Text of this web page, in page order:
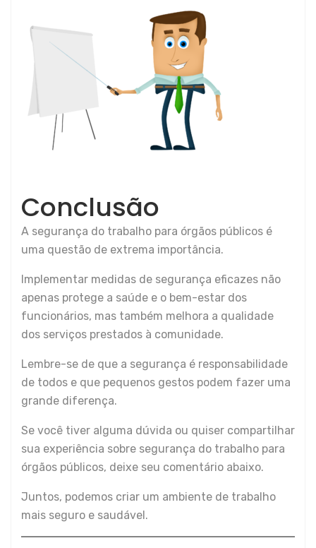
Conclusão
A segurança do trabalho para órgãos públicos é
uma questão de extrema importância.
Implementar medidas de segurança eficazes não
apenas protege a saúde e o bem-estar dos
funcionários, mas também melhora a qualidade
dos serviços prestados à comunidade.
Lembre-se de que a segurança é responsabilidade
de todos e que pequenos gestos podem fazer uma
grande diferença.
Se você tiver alguma dúvida ou quiser compartilhar
sua experiência sobre segurança do trabalho para
órgãos públicos, deixe seu comentário abaixo.
Juntos, podemos criar um ambiente de trabalho
mais seguro e saudável.